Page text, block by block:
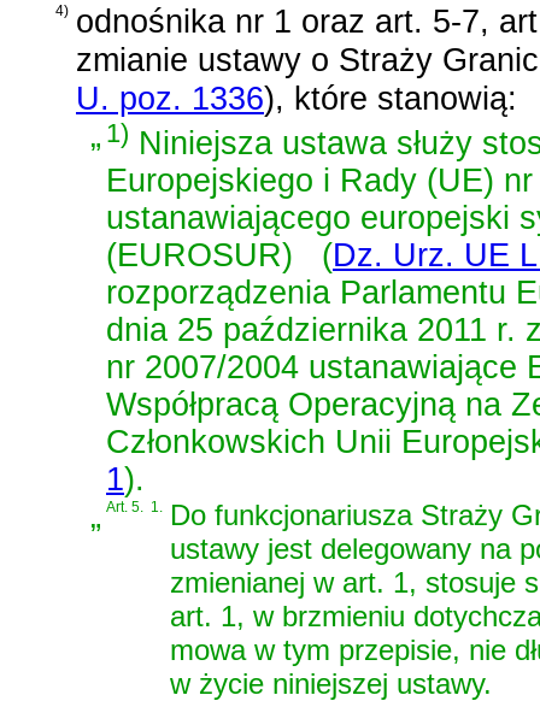
4) odnośnika nr 1 oraz art. 5-7,
zmianie ustawy o Straży
U. poz. 1336), które stanowią:
„1) Niniejsza ustawa służy
Europejskiego i Rady (UE)
ustanawiającego europejski
(EUROSUR)
(Dz. Urz. UE
rozporządzenia Parlamentu
dnia 25 października 2011 r.
nr 2007/2004 ustanawiające
Współpracą Operacyjną na
Członkowskich Unii
1).
„Art. 5. 1.
Do funkcjonariusza Straży
ustawy jest delegowany na
zmienianej w art. 1, stosuje
art. 1, w brzmieniu
mowa w tym przepisie, nie
w życie niniejszej ustawy.